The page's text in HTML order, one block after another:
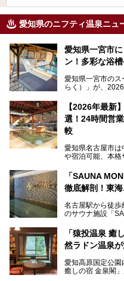
愛知県のニフティ温泉ニュ
愛知県一宮市
ン！多彩な浴
愛知県一宮市のス
らく）」が、
この地で30年に
地元住民をはじ
ないでしょうか。
老朽化した設備の
ってきたという
以前の4倍に拡張
容の巨大なスタ
までまるごと楽
今回は、全面リニ
【2026年最新
選！24時間営
較
愛知県名古屋市
や宿泊可能、本格
そのため、「日
い」「休日に時
くある点が魅力
お好みの温泉施
「SAUNA
徹底解剖！東
名古屋駅から徒歩
のサウナ施設「
「名古屋駅周辺
にするだけあり
今回は普段は男性
さっそく取材して
「猿投温泉 癒
然ラドン温泉
愛知高原国定公園
癒しの宿 金泉閣」